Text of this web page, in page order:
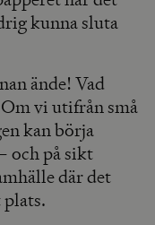
kunna sluta
ände! Vad
vi utifrån små
kan börja
och på sikt
där det